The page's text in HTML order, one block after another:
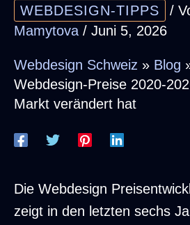
WEBDESIGN-TIPPS /
Mamytova / Juni 5, 2026
Webdesign Schweiz » Blog
Webdesign-Preise 2020-
Markt verändert hat
Die Webdesign
zeigt in den letzten sechs